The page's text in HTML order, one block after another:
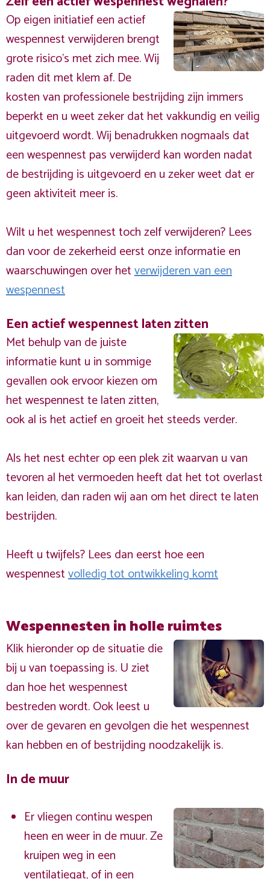
Op eigen initiatief een actief
wespennest verwijderen brengt
grote risico’s met zich mee. Wij
raden dit met klem af. De
kosten van professionele bestrijding zijn immers
beperkt en u weet zeker dat het vakkundig en veilig
uitgevoerd wordt. Wij benadrukken nogmaals dat
een wespennest pas verwijderd kan worden nadat
de bestrijding is uitgevoerd en u zeker weet dat er
geen aktiviteit meer is.
Wilt u het wespennest toch zelf verwijderen? Lees
dan voor de zekerheid eerst onze informatie en
waarschuwingen over hetverwijderen van een
wespennest
Een actief wespennest laten zitten
Met behulp van de juiste
informatie kunt u in sommige
gevallen ook ervoor kiezen om
het wespennest te laten zitten,
ook al is het actief en groeit het steeds verder.
Als het nest echter op een plek zit waarvan u van
tevoren al het vermoeden heeft dat het tot overlast
kan leiden, dan raden wij aan om het direct te laten
bestrijden.
Heeft u twijfels? Lees dan eerst hoe een
wespennestvolledig tot ontwikkeling komt
Wespennesten in holle ruimtes
Klik hieronder op de situatie die
bij u van toepassing is. U ziet
dan hoe het wespennest
bestreden wordt. Ook leest u
over de gevaren en gevolgen die het wespennest
kan hebben en of bestrijding noodzakelijk is.
In de muur
Er vliegen continu wespen
heen en weer in de muur. Ze
kruipen weg in een